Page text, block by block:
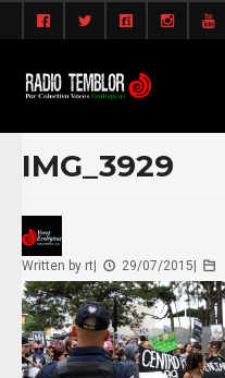
IMG_3929
Written by rt 29/07/2015